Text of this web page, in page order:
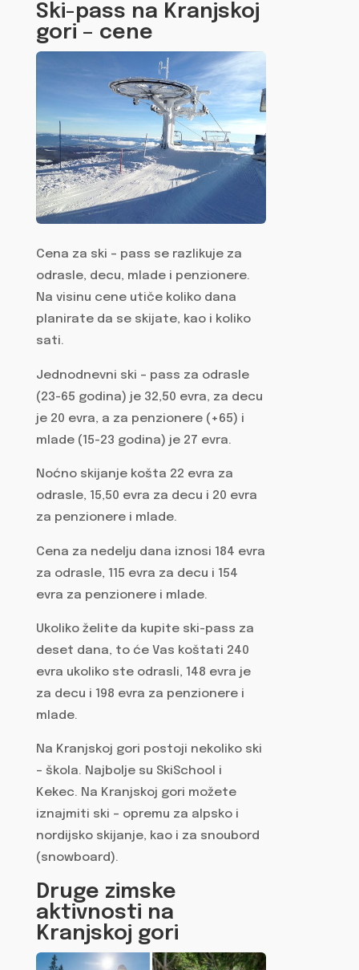
Ski-pass na Kranjskoj
gori – cene
Cena za ski – pass se razlikuje za
odrasle, decu, mlade i penzionere.
Na visinu cene utiče koliko dana
planirate da se skijate, kao i koliko
sati.
Jednodnevni ski – pass za odrasle
(23-65 godina) je 32,50 evra, za decu
je 20 evra, a za penzionere (+65) i
mlade (15-23 godina) je 27 evra.
Noćno skijanje košta 22 evra za
odrasle, 15,50 evra za decu i 20 evra
za penzionere i mlade.
Cena za nedelju dana iznosi 184 evra
za odrasle, 115 evra za decu i 154
evra za penzionere i mlade.
Ukoliko želite da kupite ski-pass za
deset dana, to će Vas koštati 240
evra ukoliko ste odrasli, 148 evra je
za decu i 198 evra za penzionere i
mlade.
Na Kranjskoj gori postoji nekoliko ski
– škola. Najbolje su SkiSchool i
Kekec. Na Kranjskoj gori možete
iznajmiti ski – opremu za alpsko i
nordijsko skijanje, kao i za snoubord
(snowboard).
Druge zimske
aktivnosti na
Kranjskoj gori